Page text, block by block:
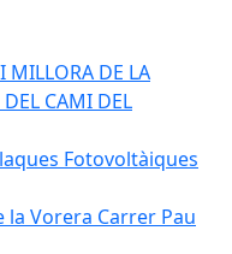
MILLORA DE LA
CAMI DEL
Fotovoltàiques
Vorera Carrer Pau